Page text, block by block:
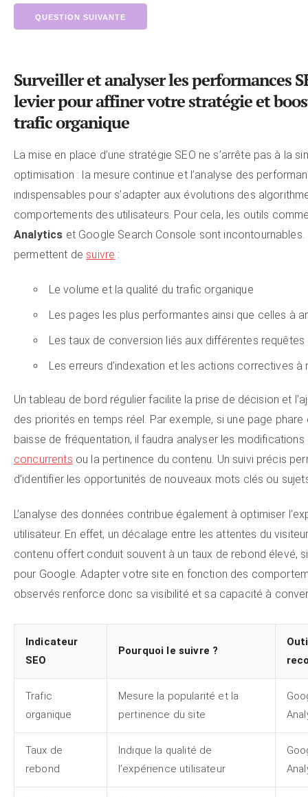
QUESTION SUIVANTE
Surveiller et analyser les performances
levier pour affiner votre stratégie et
trafic organique
La mise en place d’une stratégie SEO ne s’arrête pas à la
optimisation : la mesure continue et l’analyse des
indispensables pour s’adapter aux évolutions des
comportements des utilisateurs. Pour cela, les outils
Analytics et Google Search Console sont incontournables.
permettent de suivre :
Le volume et la qualité du trafic organique
Les pages les plus performantes ainsi que celles à
Les taux de conversion liés aux différentes requêtes
Les erreurs d’indexation et les actions correctives à
Un tableau de bord régulier facilite la prise de décision et
des priorités en temps réel. Par exemple, si une page phare
baisse de fréquentation, il faudra analyser les modifications
concurrents ou la pertinence du contenu. Un suivi précis
d’identifier les opportunités de nouveaux mots clés ou
L’analyse des données contribue également à optimiser
utilisateur. En effet, un décalage entre les attentes du
contenu offert conduit souvent à un taux de rebond élevé,
pour Google. Adapter votre site en fonction des
observés renforce donc sa visibilité et sa capacité à
Indicateur
SEO
Pourquoi le suivre ?
Trafic
organique
Mesure la popularité et la
pertinence du site
Taux de
rebond
Indique la qualité de
l’expérience utilisateur